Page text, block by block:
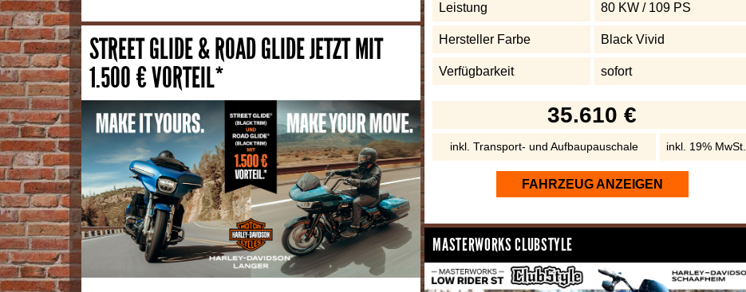
STREET GLIDE & ROAD GLIDE JETZT MIT
1.500 € VORTEIL*
Leistung 80 KW / 109 PS
Hersteller Farbe Black Vivid
Verfügbarkeit sofort
35.610 €
inkl. Transport- und Aufbaupauschale inkl. 19% MwSt.
FAHRZEUG ANZEIGEN
MASTERWORKS CLUBSTYLE